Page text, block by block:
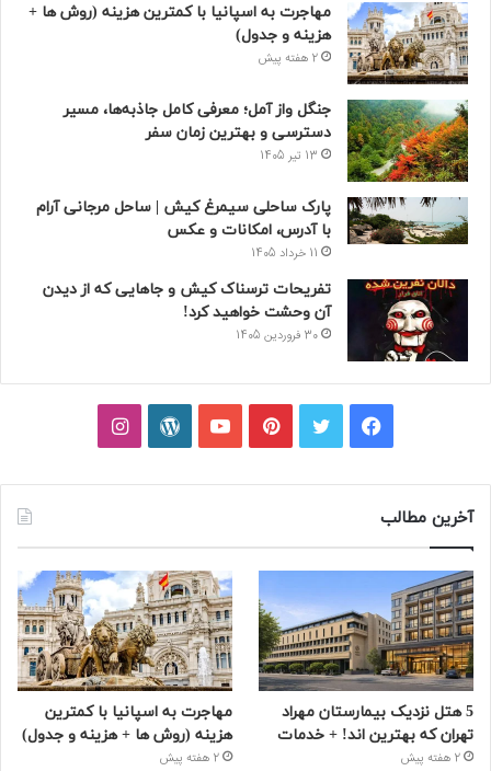
مهاجرت به اسپانیا با کمترین هزینه (روش ها +
هزینه و جدول)
2 هفته پیش
جنگل واز آمل؛ معرفی کامل جاذبه‌ها، مسیر
دسترسی و بهترین زمان سفر
13 تیر 1405
پارک ساحلی سیمرغ کیش | ساحل مرجانی آرام
با آدرس، امکانات و عکس
11 خرداد 1405
تفریحات ترسناک کیش و جاهایی که از دیدن
آن وحشت خواهید کرد!
30 فروردین 1405
فیسبوکتوییترپینتریستیوتیوبوردپرساینستاگرام
آخرین مطالب
5 هتل نزدیک بیمارستان مهراد
تهران که بهترین‌ اند! + خدمات
2 هفته پیش
مهاجرت به اسپانیا با کمترین
هزینه (روش ها + هزینه و جدول)
2 هفته پیش